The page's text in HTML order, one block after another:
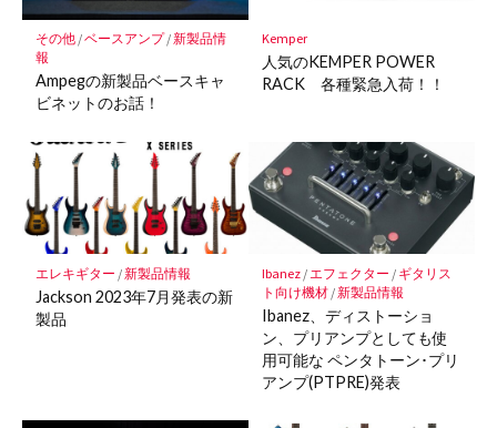
保
存
その他/ベースアンプ/新製品情
報
Ampegの新製品ベースキャ
ビネットのお話！
Kemper
人気のKEMPER POWER
RACK 各種緊急入荷！！
エレキギター /新製品情報
Jackson 2023年7月発表の新
製品
Ibanez/ エフェクター / ギタリス
ト向け機材/新製品情報
Ibanez、ディストーショ
ン、プリアンプとしても使
用可能な ペンタトーン･プリ
アンプ(PTPRE)発表